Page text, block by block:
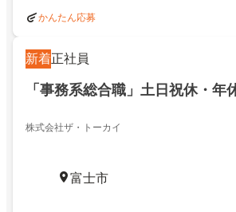
かんたん応募
新着正社員
「事務系総合職」土日祝休・
株式会社ザ・トーカイ
富士市